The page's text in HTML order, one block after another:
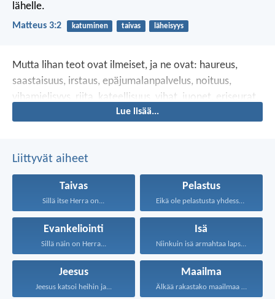
lähelle.
Matteus 3:2 katuminen taivas läheisyys
Mutta lihan teot ovat ilmeiset, ja ne ovat: haureus,
saastaisuus, irstaus, epäjumalanpalvelus, noituus,
vihamielisyys, riita, kateellisuus, vihat, juonet, eriseurat,
lahkot, kateus, juomingit, mässäykset ja muut
harjoittavat, eivät peri Jumalan valtakuntaa.
Lue lisää...
Liittyvät aiheet
Taivas
Sillä itse Herra on...
Pelastus
Eikä ole pelastusta yhdessäkään...
Evankeliointi
Sillä näin on Herra...
Isä
Niinkuin isä armahtaa lapsiansa...
Jeesus
Jeesus katsoi heihin ja...
Maailma
Älkää rakastako maailmaa älkääkä...